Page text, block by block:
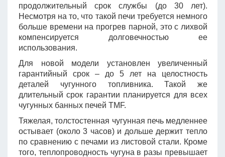
продолжительный срок службы (до 30 лет).
Несмотря на то, что такой печи требуется немного
больше времени на прогрев парной, это с лихвой
компенсируется долговечностью ее
использования.
Для новой модели установлен увеличенный
гарантийный срок – до 5 лет на целостность
деталей чугунного топливника. Такой же
длительный срок гарантии планируется для всех
чугунных банных печей TMF.
Тяжелая, толстостенная чугунная печь медленнее
остывает (около 3 часов) и дольше держит тепло
по сравнению с печами из листовой стали. Кроме
того, теплопроводность чугуна в разы превышает